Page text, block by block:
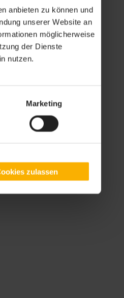
anbieten zu können und
unserer Website an
möglicherweise
der Dienste
nutzen.
Marketing
zulassen